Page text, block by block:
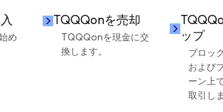
め
TQQQonを売却
TQQQonを現金に交
換します。
ップ
ブロッ
および
ーン上
取引し